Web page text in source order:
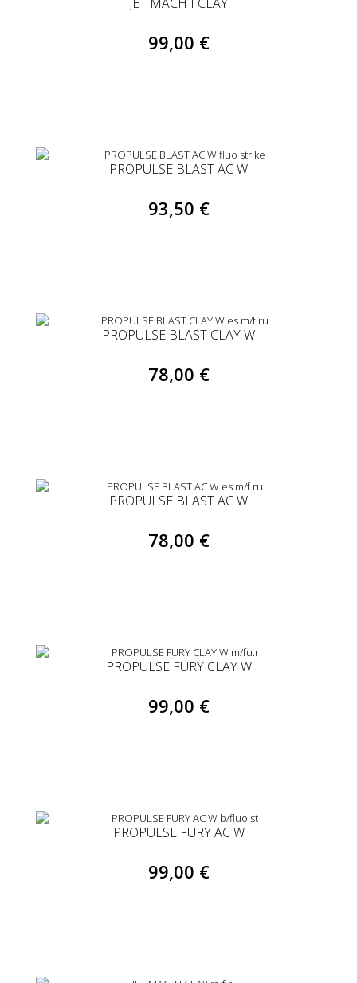
99,00 €
PROPULSE BLAST AC W
93,50 €
PROPULSE BLAST CLAY W
78,00 €
PROPULSE BLAST AC W
78,00 €
PROPULSE FURY CLAY W
99,00 €
PROPULSE FURY AC W
99,00 €